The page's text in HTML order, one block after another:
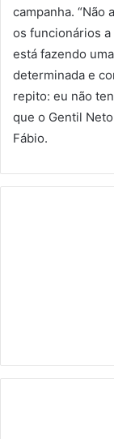
campanha. “Não
os funcionários
está fazendo
determinada e
repito: eu não
que o Gentil
Fábio.